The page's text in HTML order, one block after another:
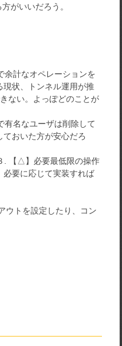
がいいだろう。
余計なオペレーションを
状、トンネル運用が推
ない。よっぽどのことが
有名なユーザは削除して
おいた方が安心だろ
. 【△】必要最低限の操作
必要に応じて実装すれば
ウトを設定したり、コン